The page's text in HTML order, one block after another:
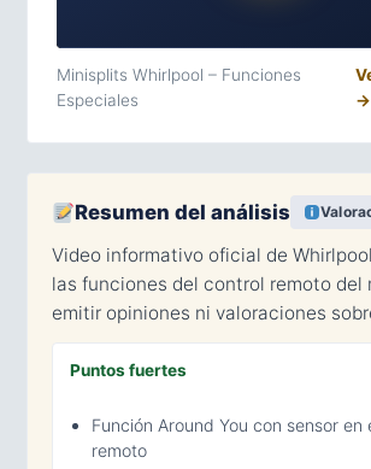
Minisplits Whirlpool – Funciones
Especiales
→
Resumen del análisis
Video informativo oficial de
las funciones del control remoto del
emitir opiniones ni valoraciones
Puntos fuertes
Función Around You con sensor en
remoto